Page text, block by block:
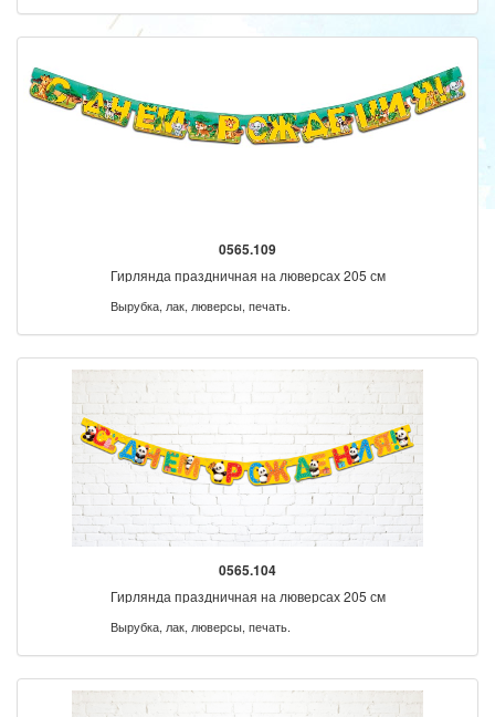
0565.109
Гирлянда праздничная на люверсах 205 см
Вырубка, лак, люверсы, печать.
0565.104
Гирлянда праздничная на люверсах 205 см
Вырубка, лак, люверсы, печать.